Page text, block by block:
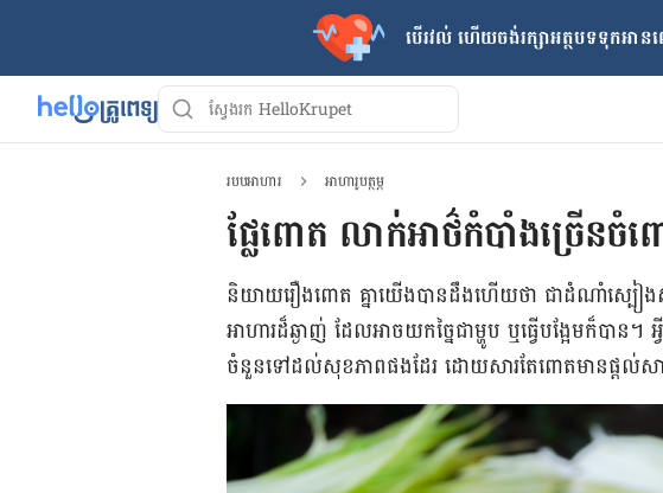
បើរវល់ ហើយចង់​រក្សាអត្ថបទទុកអ
របបអាហារ អាហារូបត្ថម្ភ
ផ្លែពោត លាក់អាថ៌កំបាំងច្រើន​ចំ
និយាយ​រឿង​ពោត គ្នា​យើង​បាន​ដឹង​ហើយ​ថា ​ជាដំណាំ​ស្បៀ
អាហារ​ដ៏ឆ្ងាញ់ ដែល​អាច​យក​ច្នៃ​ជា​ម្ហូប ឬ​ធ្វើ​បង្អែម​ក៏​ប
ចំនួន​ទៅ​ដល់​សុខភាព​​ផង​ដែរ ដោយ​សារ​តែ​ពោត​​មាន​ផ្ដល់​ស